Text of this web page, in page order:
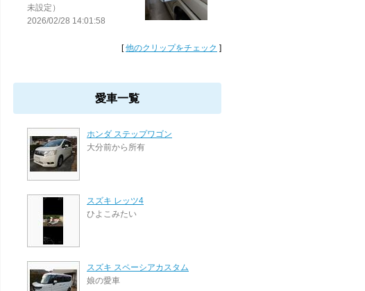
未設定）
2026/02/28 14:01:58
[他のクリップをチェック ]
愛車一覧
ホンダ ステップワゴン
大分前から所有
スズキ レッツ4
ひよこみたい
スズキ スペーシアカスタム
娘の愛車